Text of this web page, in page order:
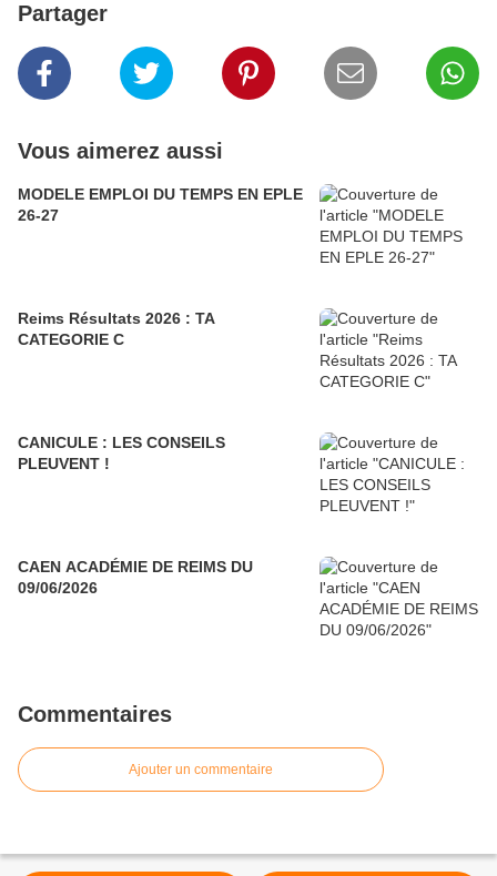
Partager
Vous aimerez aussi
MODELE EMPLOI DU TEMPS EN EPLE
26-27
Reims Résultats 2026 : TA
CATEGORIE C
CANICULE : LES CONSEILS
PLEUVENT !
CAEN ACADÉMIE DE REIMS DU
09/06/2026
Commentaires
Ajouter un commentaire